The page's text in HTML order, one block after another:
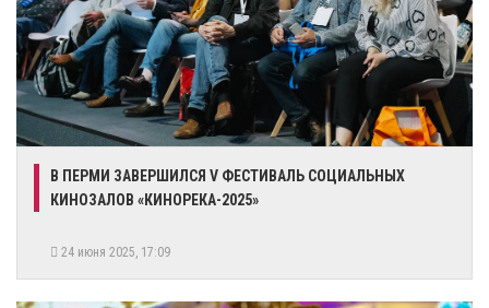
В ПЕРМИ ЗАВЕРШИЛСЯ V ФЕСТИВАЛЬ СОЦИАЛЬНЫХ
КИНОЗАЛОВ «КИНОРЕКА-2025»
24 июня 2025, 17:09